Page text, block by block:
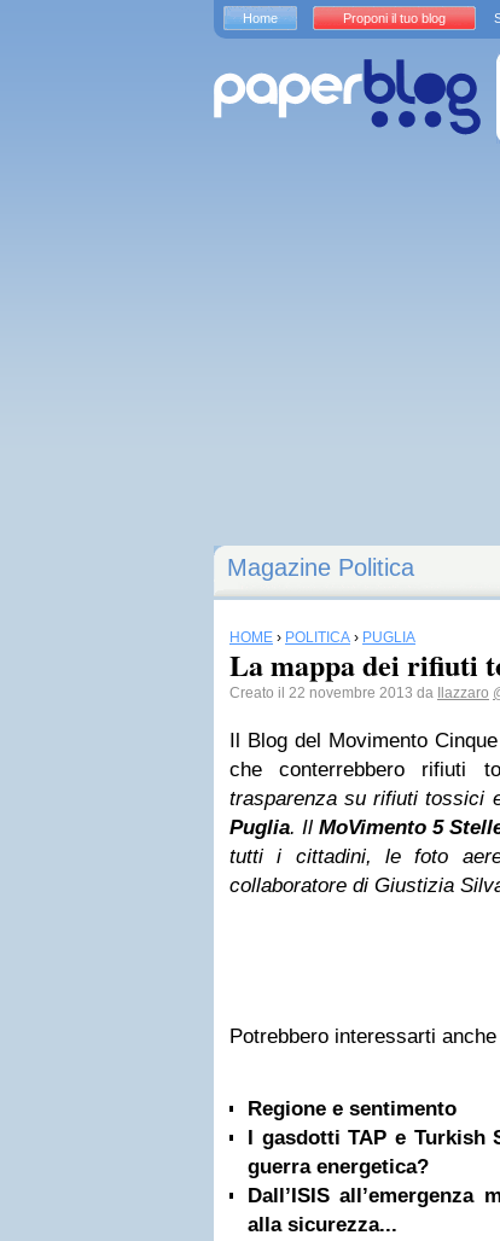
Magazine Politica
HOME › POLITICA › PUGLIA
La mappa dei rifiuti
Creato il 22 novembre 2013 da Ilazzaro
Il Blog del Movimento
che conterrebbero rifiuti
trasparenza su rifiuti tossici
Puglia. Il MoVimento 5
tutti i cittadini, le foto
collaboratore di Giustizia
Potrebbero interessarti anche
Regione e sentimento
I gasdotti TAP e Turkish
guerra energetica?
Dall’ISIS
alla sicurezza...
Home Proponi il tuo blog